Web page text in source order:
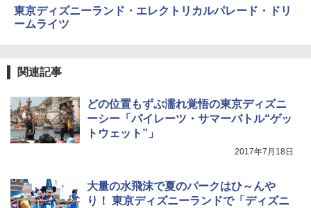
東京ディズニーランド・エレクトリカルパレード・ドリ
ームライツ
関連記事
どの位置もずぶ濡れ覚悟の東京ディズニ
ーシー「パイレーツ・サマーバトル“ゲッ
トウェット”」
2017年7月18日
大量の水飛沫で夏のパークはひ～んや
り！ 東京ディズニーランドで「ディズニ